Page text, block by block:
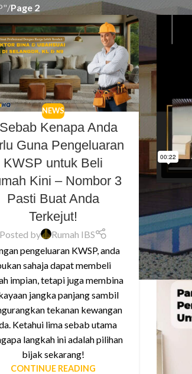
/Page 2
NEWS
Kenapa Anda
Guna Pengeluaran
KWSP untuk Beli
Kini – Nombor 3
Pasti Buat Anda
Terkejut!
Posted by
Rumah IBS
pengeluaran KWSP, anda
sahaja dapat membeli
impian, tetapi juga membina
jangka panjang sambil
tekanan kewangan
Ketahui lima sebab utama
langkah ini adalah pilihan
bijak sekarang!
CONTINUE READING